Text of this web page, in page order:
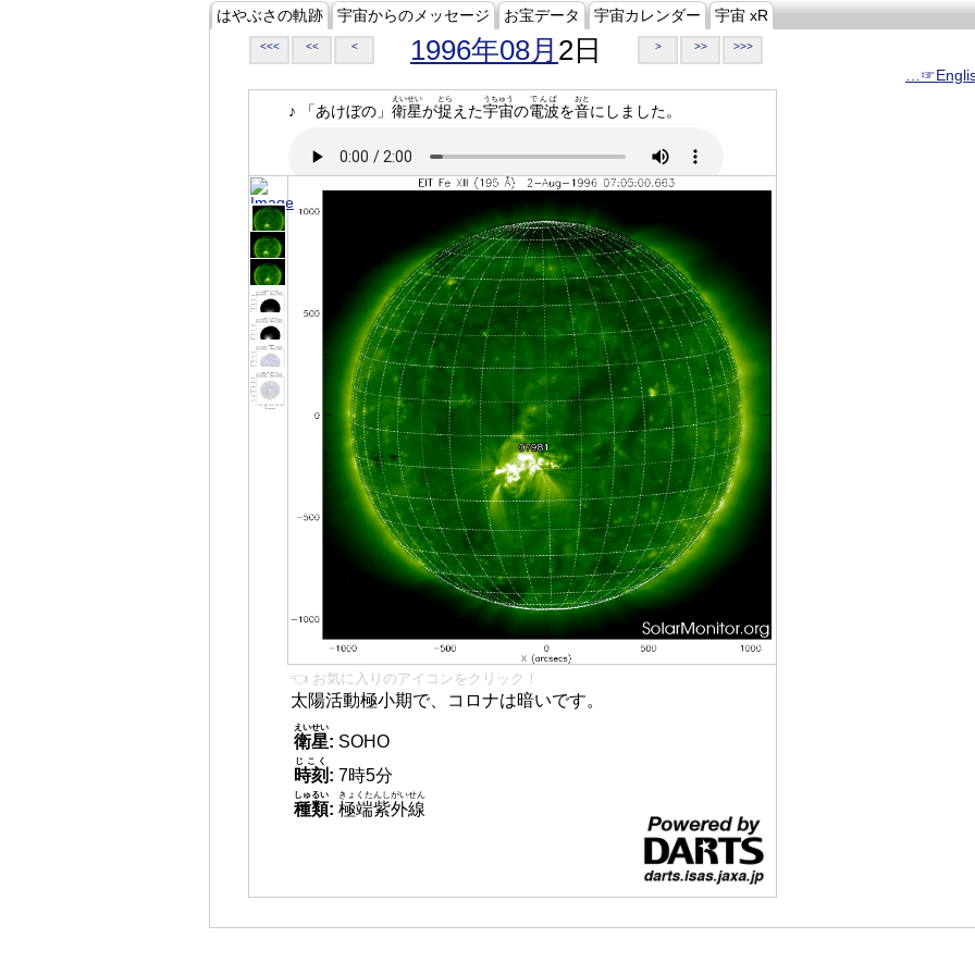
はやぶさの軌跡 宇宙からのメッセージ お宝データ 宇宙カレンダー 宇宙 xR
<<< << < 1996年08月 2日 > >> >>>
♪ 「あけぼの」 衛星
えいせい
が捉
とら
えた宇宙
うちゅう
の電波
でんぱ
を音
おと
にしました。
👈 お気に入りのアイコンをクリック！
太陽活動極小期で、コロナは暗いです。
衛星
えいせい
: SOHO
時刻
じこく
: 7時5分
種類
しゅるい
: 極端紫外線
きょくたんしがいせん